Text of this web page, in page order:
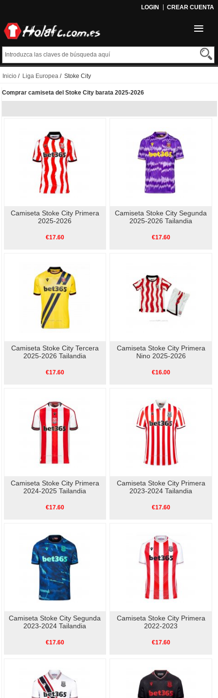
LOGIN CREAR CUENTA
Inicio / Liga Europea / Stoke City
Comprar camiseta del Stoke City barata 2025-2026
Camiseta Stoke City Primera
2025-2026
€17.60
Camiseta Stoke City Segunda
2025-2026 Tailandia
€17.60
Camiseta Stoke City Tercera
2025-2026 Tailandia
€17.60
Camiseta Stoke City Primera
Nino 2025-2026
€16.00
Camiseta Stoke City Primera
2024-2025 Tailandia
€17.60
Camiseta Stoke City Primera
2023-2024 Tailandia
€17.60
Camiseta Stoke City Segunda
2023-2024 Tailandia
€17.60
Camiseta Stoke City Primera
2022-2023
€17.60